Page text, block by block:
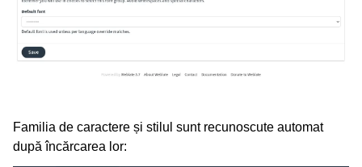
Familia de caractere și stilul sunt recunoscute automat
după încărcarea lor: